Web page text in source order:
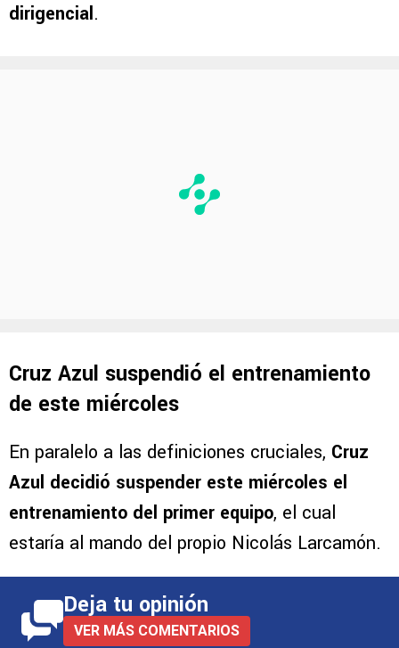
dirigencial.
Cruz Azul suspendió el entrenamiento
de este miércoles
En paralelo a las definiciones cruciales, Cruz
Azul decidió suspender este miércoles el
entrenamiento del primer equipo, el cual
estaría al mando del propio Nicolás Larcamón.
Deja tu opinión
VER MÁS COMENTARIOS